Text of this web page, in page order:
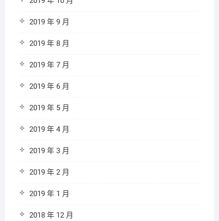
2019 年 9 月
2019 年 8 月
2019 年 7 月
2019 年 6 月
2019 年 5 月
2019 年 4 月
2019 年 3 月
2019 年 2 月
2019 年 1 月
2018 年 12 月